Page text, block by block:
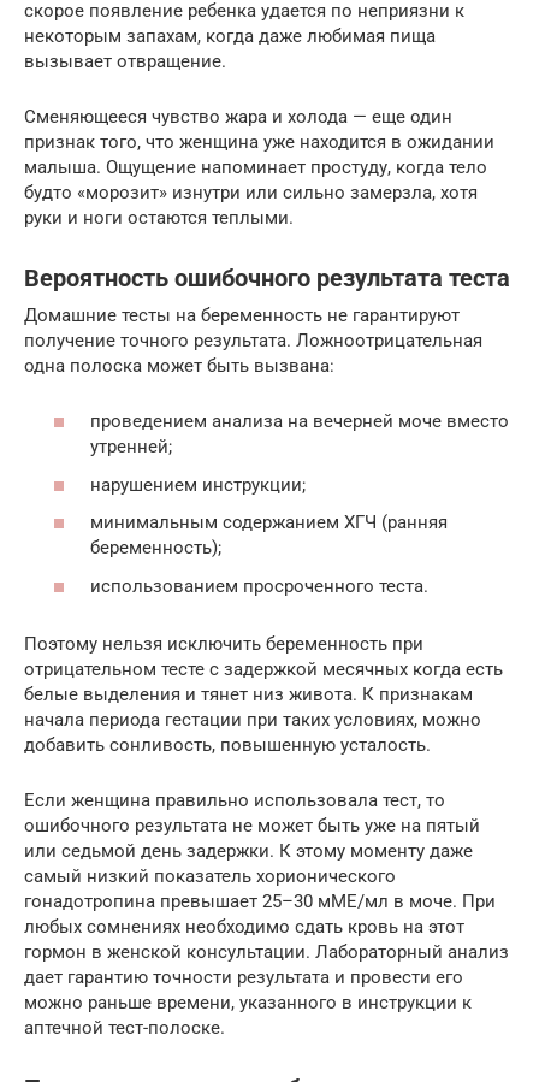
скорое появление ребенка удается по неприязни к
некоторым запахам, когда даже любимая пища
вызывает отвращение.
Сменяющееся чувство жара и холода — еще один
признак того, что женщина уже находится в ожидании
малыша. Ощущение напоминает простуду, когда тело
будто «морозит» изнутри или сильно замерзла, хотя
руки и ноги остаются теплыми.
Вероятность ошибочного результата теста
Домашние тесты на беременность не гарантируют
получение точного результата. Ложноотрицательная
одна полоска может быть вызвана:
проведением анализа на вечерней моче вместо
утренней;
нарушением инструкции;
минимальным содержанием ХГЧ (ранняя
беременность);
использованием просроченного теста.
Поэтому нельзя исключить беременность при
отрицательном тесте с задержкой месячных когда есть
белые выделения и тянет низ живота. К признакам
начала периода гестации при таких условиях, можно
добавить сонливость, повышенную усталость.
Если женщина правильно использовала тест, то
ошибочного результата не может быть уже на пятый
или седьмой день задержки. К этому моменту даже
самый низкий показатель хорионического
гонадотропина превышает 25–30 мМЕ/мл в моче. При
любых сомнениях необходимо сдать кровь на этот
гормон в женской консультации. Лабораторный анализ
дает гарантию точности результата и провести его
можно раньше времени, указанного в инструкции к
аптечной тест-полоске.